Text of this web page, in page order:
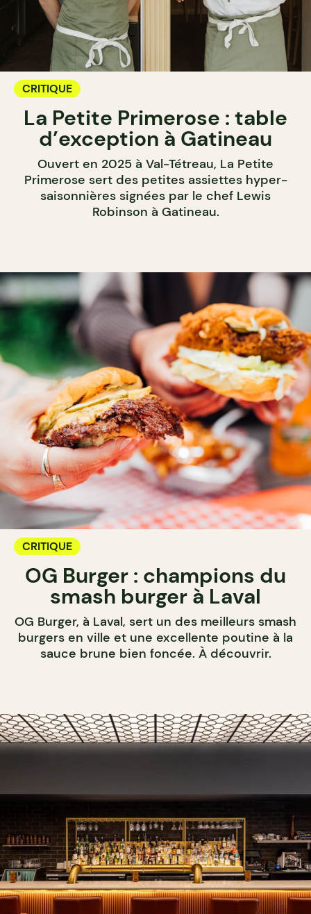
CRITIQUE
La Petite Primerose : table
d’exception à Gatineau
Ouvert en 2025 à Val-Tétreau, La Petite
Primerose sert des petites assiettes hyper-
saisonnières signées par le chef Lewis
Robinson à Gatineau.
CRITIQUE
OG Burger : champions du
smash burger à Laval
OG Burger, à Laval, sert un des meilleurs smash
burgers en ville et une excellente poutine à la
sauce brune bien foncée. À découvrir.